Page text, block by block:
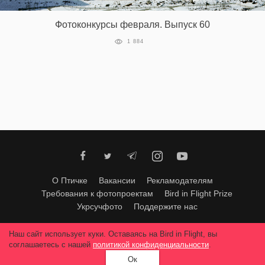
Фотоконкурсы февраля. Выпуск 60
1 884
О Птичке Вакансии
Рекламодателям
Требования к фотопроектам
Bird in Flight Prize
Укрсучфото
Поддержите нас
Любое использование материалов допускается только с согласия
редакции.© 2026, Bird In Flight.
Все права защищены.
Наш сайт использует куки. Оставаясь на Bird in Flight, вы
соглашаетесь с нашей политикой конфиденциальности.
Ок